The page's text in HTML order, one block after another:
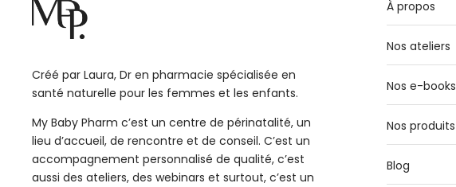
Créé par Laura, Dr en pharmacie spécialisée en
santé naturelle pour les femmes et les enfants.
My Baby Pharm c’est un centre de périnatalité, un
lieu d’accueil, de rencontre et de conseil. C’est un
accompagnement personnalisé de qualité, c’est
aussi des ateliers, des webinars et surtout, c’est un
À propos
Nos ateliers
Nos e-books
Nos produits
Blog